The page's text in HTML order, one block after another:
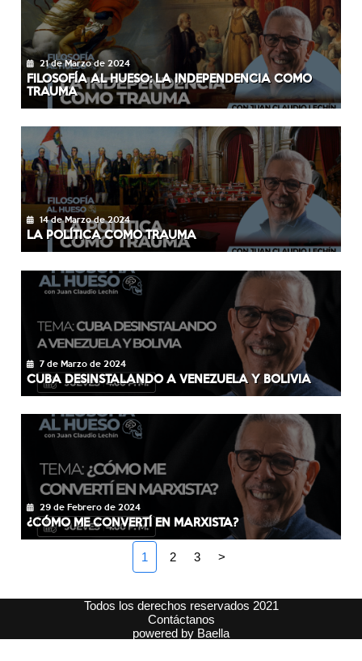
21 de Marzo de 2024
FILOSOFÍA AL HUESO: LA INDEPENDENCIA COMO
TRAUMA
14 de Marzo de 2024
LA POLÍTICA COMO TRAUMA
7 de Marzo de 2024
CUBA DESINSTALANDO A VENEZUELA Y BOLIVIA
29 de Febrero de 2024
¿CÓMO ME CONVERTÍ EN MARXISTA?
1 2 3 >
Todos los derechos reservados 2021
Contáctanos
powered by Baella